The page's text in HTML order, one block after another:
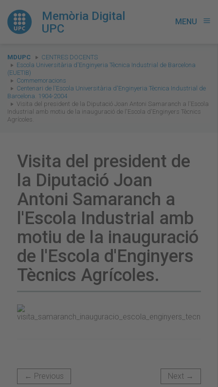
Memòria Digital
UPC
MENU menu
You
are
here:
MDUPC
CENTRES DOCENTS
Escola Universitària d'Enginyeria Tècnica Industrial de Barcelona
(EUETIB)
Commemoracions
Centenari de l'Escola Universitària d'Enginyeria Tècnica Industrial de
Barcelona. 1904-2004
Visita del president de la Diputació Joan Antoni Samaranch a l'Escola
Industrial amb motiu de la inauguració de l'Escola d'Enginyers Tècnics
Agrícoles.
Visita del president de
la Diputació Joan
Antoni Samaranch a
l'Escola Industrial amb
motiu de la inauguració
de l'Escola d'Enginyers
Tècnics Agrícoles.
← Previous Next →